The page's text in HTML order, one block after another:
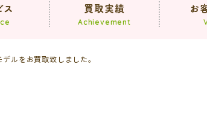
ス 買取実績
Achievement
お
ルをお買取致しました。